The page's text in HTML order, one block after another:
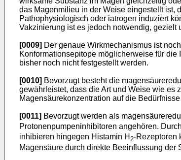
das Magenmilieu in der Weise eingestellt ist,
Pathophysiologisch oder iatrogen induziert
Vakzinierung ist es jedoch notwendig,
[0009] Der genaue Wirkmechanismus ist
Konformationsepitope möglicherweise für
bisher noch nicht festgestellt werden.
[0010] Bevorzugt besteht die
gewährleistet, dass die Art und Weise wie es
Magensäurekonzentration auf die
[0011] Bevorzugt werden als
Protonenpumpeninhibitoren angehören.
inhibieren hingegen Histamin H 2-Rezeptoren
Magensäure durch direkte Beeinflussung der